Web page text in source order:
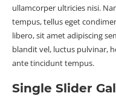
ullamcorper ultricies nisi.
tempus, tellus eget
libero, sit amet adipiscing
blandit vel, luctus pulvinar,
ante tincidunt tempus.
Single Slider